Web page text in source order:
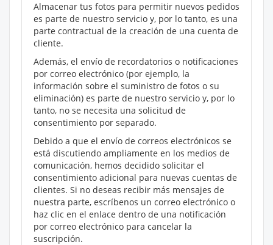
Almacenar tus fotos para permitir nuevos pedidos
es parte de nuestro servicio y, por lo tanto, es una
parte contractual de la creación de una cuenta de
cliente.
Además, el envío de recordatorios o notificaciones
por correo electrónico (por ejemplo, la
información sobre el suministro de fotos o su
eliminación) es parte de nuestro servicio y, por lo
tanto, no se necesita una solicitud de
consentimiento por separado.
Debido a que el envío de correos electrónicos se
está discutiendo ampliamente en los medios de
comunicación, hemos decidido solicitar el
consentimiento adicional para nuevas cuentas de
clientes. Si no deseas recibir más mensajes de
nuestra parte, escríbenos un correo electrónico o
haz clic en el enlace dentro de una notificación
por correo electrónico para cancelar la
suscripción.